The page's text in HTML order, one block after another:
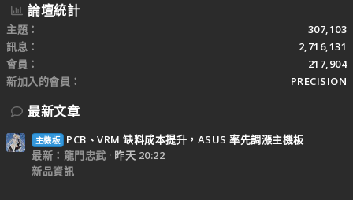
論壇統計
主題
307,103
訊息
2,716,131
會員
217,904
新加入的會員
PRECISION
最新文章
主機板
PCB、VRM 缺料成本提升，ASUS 率先調漲主機板
最新：龍門忠武
昨天 20:22
新品資訊